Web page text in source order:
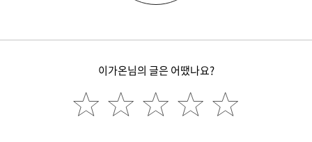
이가온님의 글은 어땠나요?